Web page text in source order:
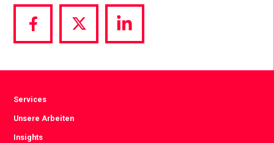
Share
via
Share
via
Share
via
Services
Unsere Arbeiten
Insights